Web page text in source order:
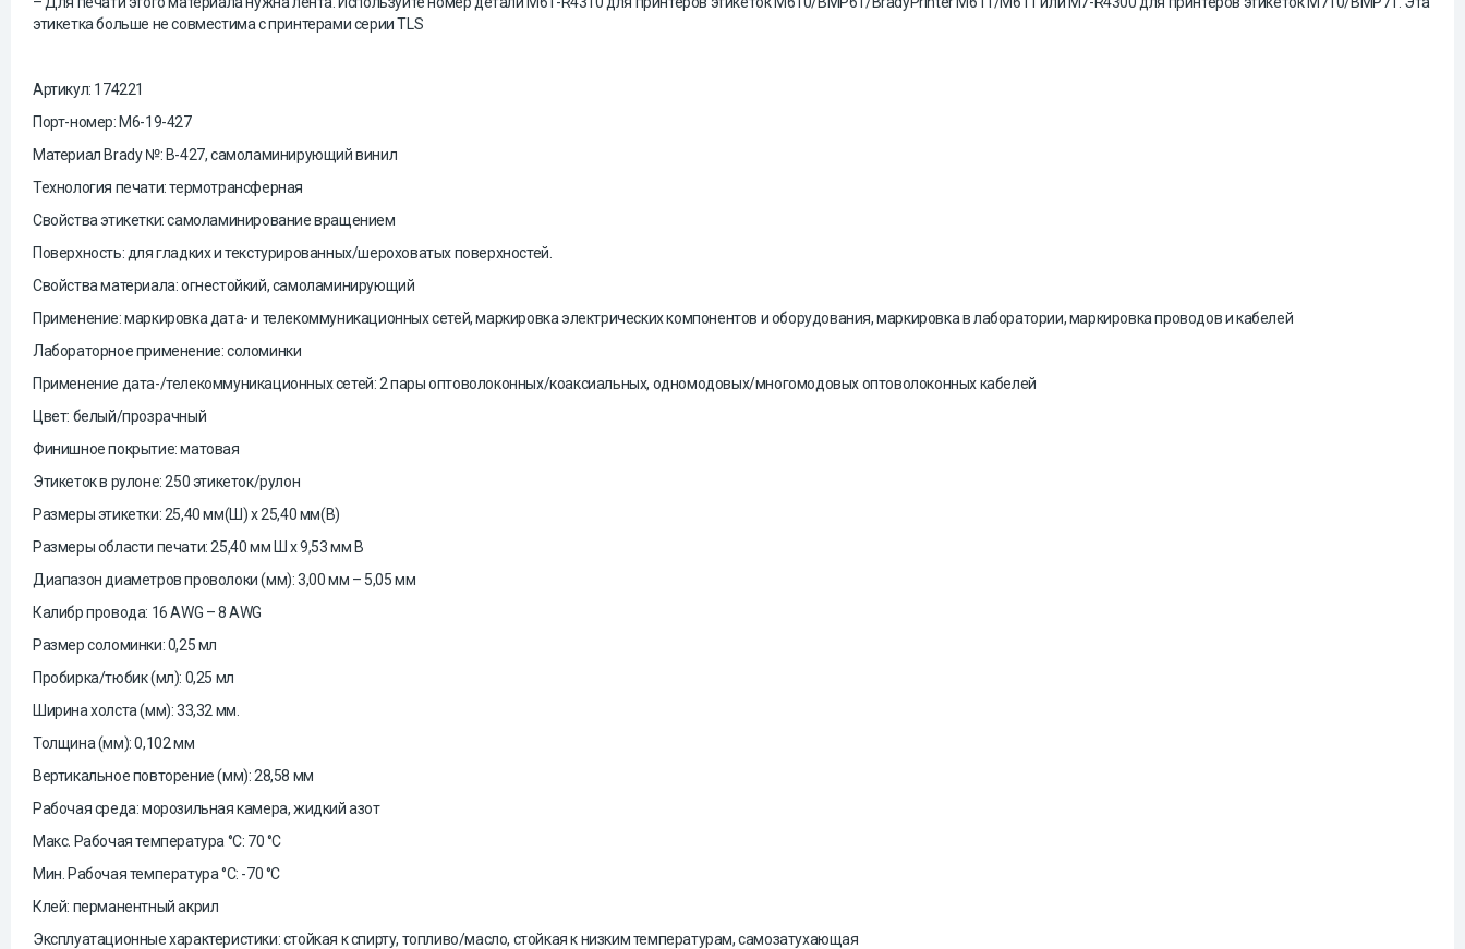
этикетка больше не совместима с принтерами серии TLS
Артикул: 174221
Порт-номер: М6-19-427
Материал Brady №: B-427, самоламинирующий винил
Технология печати: термотрансферная
Свойства этикетки: самоламинирование вращением
Поверхность: для гладких и текстурированных/шероховатых поверхностей.
Свойства материала: огнестойкий, самоламинирующий
Применение: маркировка дата- и телекоммуникационных сетей, маркировка электрических компонентов и оборудования, маркировка в лаборатории, маркировка проводов и кабелей
Лабораторное применение: соломинки
Применение дата-/телекоммуникационных сетей: 2 пары оптоволоконных/коаксиальных, одномодовых/многомодовых оптоволоконных кабелей
Цвет: белый/прозрачный
Финишное покрытие: матовая
Этикеток в рулоне: 250 этикеток/рулон
Размеры этикетки: 25,40 мм(Ш) x 25,40 мм(В)
Размеры области печати: 25,40 мм Ш x 9,53 мм В
Диапазон диаметров проволоки (мм): 3,00 мм – 5,05 мм
Калибр провода: 16 AWG – 8 AWG
Размер соломинки: 0,25 мл
Пробирка/тюбик (мл): 0,25 мл
Ширина холста (мм): 33,32 мм.
Толщина (мм): 0,102 мм
Вертикальное повторение (мм): 28,58 мм
Рабочая среда: морозильная камера, жидкий азот
Макс. Рабочая температура °C: 70 °C
Мин. Рабочая температура °C: -70 °C
Клей: перманентный акрил
Эксплуатационные характеристики: стойкая к спирту, топливо/масло, стойкая к низким температурам, самозатухающая